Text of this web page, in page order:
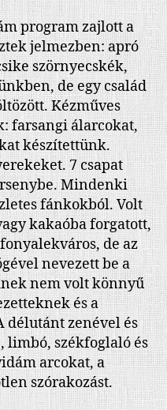
program zajlott a
jelmezben: apró
szörnyecskék,
de egy család
Kézműves
farsangi álarcokat,
készítettünk.
7 csapat
Mindenki
fánkokból. Volt
kakaóba forgatott,
de az
nevezett be a
nem volt könnyű
és a
délutánt zenével és
limbó, székfoglaló és
arcokat, a
szórakozást.